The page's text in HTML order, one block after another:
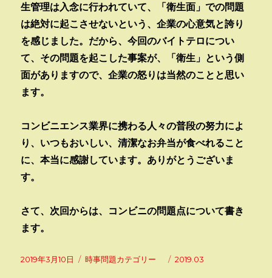
生管理は入念に行われていて、「衛生面」での問題
は絶対に起こさせないという、企業の心意気と誇り
を感じました。だから、今回のバイトテロについ
て、その問題を起こした事案が、「衛生」という側
面がありますので、企業の怒りは当然のことと思い
ます。
コンビニエンス業界に携わる人々の普段の努力によ
り、いつもおいしい、清潔なお弁当が食べれること
に、本当に感謝しています。ありがとうございま
す。
さて、次回からは、コンビニの問題点について書き
ます。
投
2019年3月10日
カ
時事問題カテゴリー
タ
2019.03